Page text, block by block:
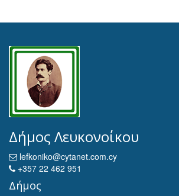
Δήμος Λευκονοίκου
lefkoniko@cytanet.com.cy
+357 22 462 951
Δήμος